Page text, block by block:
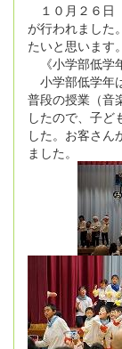
１０月２６日
が行われました
たいと思います。
《小学部低学
小学部低学年
普段の授業（音
したので、子ど
した。お客さん
ました。